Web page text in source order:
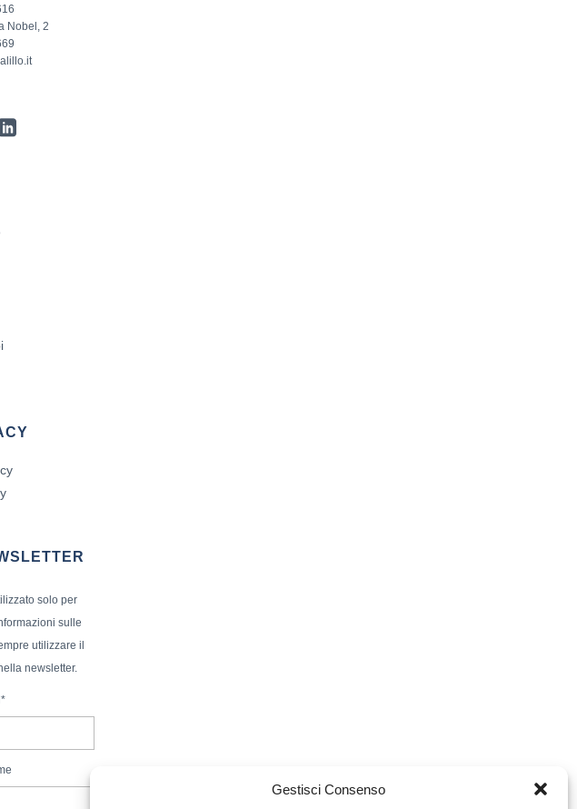
Gestisci Consenso
Nobel, 2
solo per
sulle
utilizzare il
newsletter.